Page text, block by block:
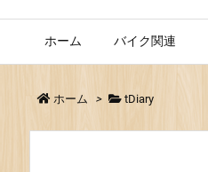
ホーム バイク関連
ホーム > tDiary